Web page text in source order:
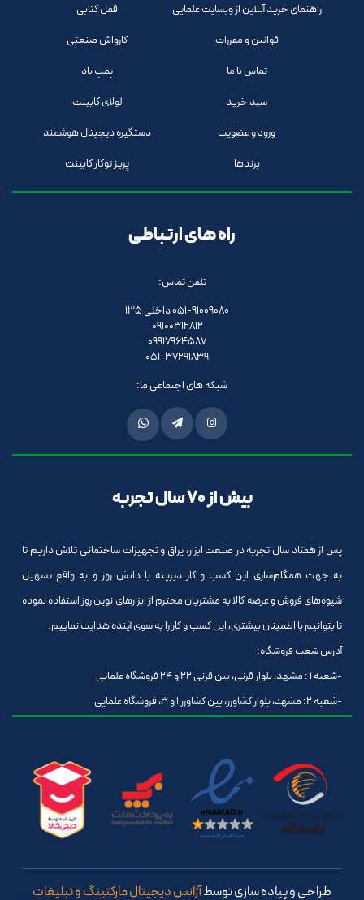
راهنمای خرید آنلاین از وبسایت علمایی
قوانین و مقررات
تماس با ما
سبد خرید
ورود و عضویت
برندها
قفل کتابی
کارواش صنعتی
پمپ باد
لولای کابینت
دستگیره دیجیتال هوشمند
پریز توکار کابینت
راه های ارتباطی
تلفن تماس:
051-91009080 داخلی 135
09100312812
09917964587
051-37291839
شبکه های اجتماعی ما:
بیش از 70 سال تجربه
پس از هفتاد سال تجربه در صنعت ابزار، یراق و تجهیزات ساختمانی تلاش داریم تا
به جهت همگام‌سازی این کسب و کار دیرینه با دانش روز و به واقع تسهیل
شیوه‌های فروش و عرضه کالا به مشتریان محترم از ابزارهای نوین روز استفاده نموده
تا بتوانیم با اطمینان بیشتری، این کسب و کار را به سوی آینده هدایت نماییم.
آدرس شعب فروشگاه:
-شعبه 1 : مشهد، بلوار قرنی، بین قرنی 22 و 24 فروشگاه علمایی
-شعبه 2: مشهد، بلوار کشاورز، بین کشاورز 1 و 3، فروشگاه علمایی
طراحی و پیاده سازی توسطآژانس دیجیتال مارکتینگ و تبلیغات